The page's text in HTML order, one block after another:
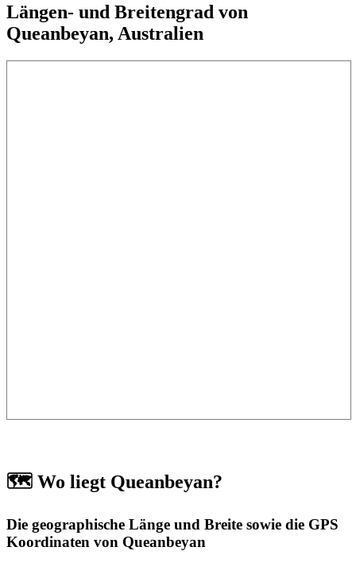
Längen- und Breitengrad von
Queanbeyan, Australien
🗺️ Wo liegt Queanbeyan?
Die geographische Länge und Breite sowie die GPS
Koordinaten von Queanbeyan